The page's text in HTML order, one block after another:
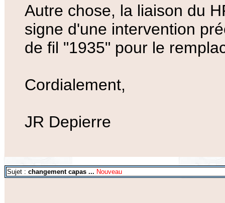
Autre chose, la liaison du
signe d'une intervention
de fil "1935" pour le
Cordialement,
JR Depierre
Sujet : changement capas ... Nouveau